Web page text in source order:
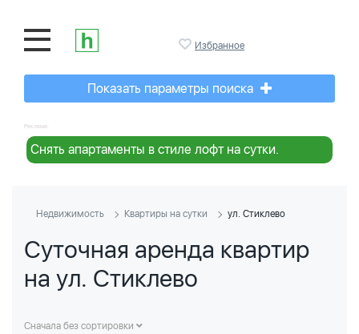
Избранное
Показать параметры поиска
Реклама:
Снять апартаменты в стиле лофт на сутки.
Недвижимость Квартиры на сутки ул. Стиклево
Суточная аренда квартир
на ул. Стиклево
Сначала без сортировки